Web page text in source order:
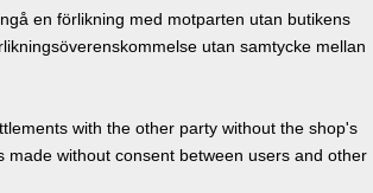
en förlikning med motparten utan butikens
utan samtycke mellan
with the other party without the shop's
without consent between users and other